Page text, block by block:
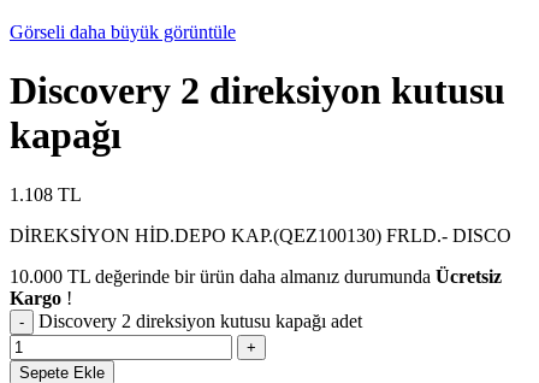
Görseli daha büyük görüntüle
Discovery 2 direksiyon kutusu
kapağı
1.108 TL
DİREKSİYON HİD.DEPO KAP.(QEZ100130) FRLD.- DISCO
10.000 TL değerinde bir ürün daha almanız durumunda Ücretsiz
Kargo !
Discovery 2 direksiyon kutusu kapağı adet
Sepete Ekle